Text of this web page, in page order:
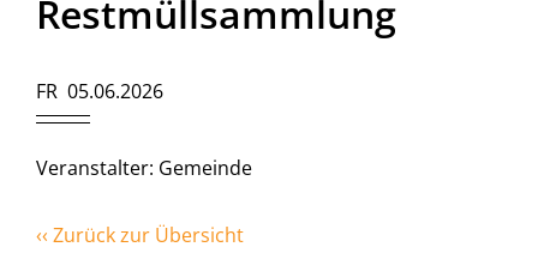
Restmüllsammlung
FR 05.06.2026
Veranstalter: Gemeinde
‹‹ Zurück zur Übersicht